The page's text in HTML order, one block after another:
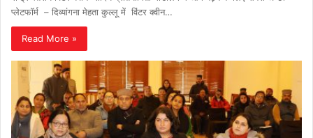
प्लेटफॉर्म – दिव्यांगना मेहता कुल्लू में विंटर क्वीन…
Read More »